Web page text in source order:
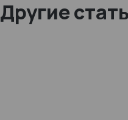
Другие